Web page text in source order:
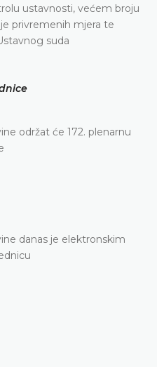
ustavnosti, većem broju
privremenih mjera te
suda
održat će 172. plenarnu
danas je elektronskim